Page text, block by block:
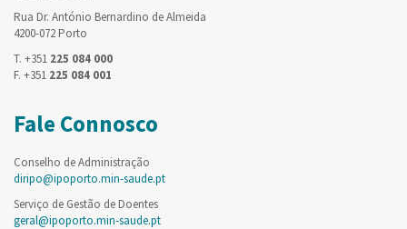
Rua Dr. António Bernardino de Almeida
4200-072 Porto
T. +351 225 084 000
F. +351 225 084 001
Fale Connosco
Conselho de Administração
diripo@ipoporto.min-saude.pt
Serviço de Gestão de Doentes
geral@ipoporto.min-saude.pt